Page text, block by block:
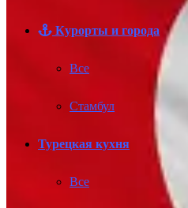
Курорты и города
Все
Стамбул
Турецкая кухня
Все